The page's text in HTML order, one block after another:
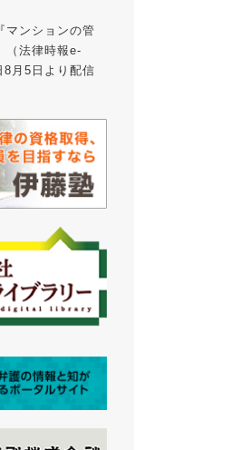
マンションの管
（法律時報e-
8月5日より配信